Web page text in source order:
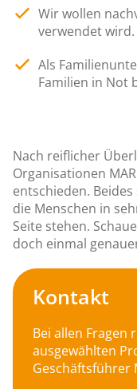
Wir wollen
verwendet wird.
Als
Familien in Not
Nach reiflicher
Organisationen
entschieden.
die Menschen in
Seite stehen.
doch einmal
Kontakt
Bei allen Fragen
ausgewählten
Geschäftsführer